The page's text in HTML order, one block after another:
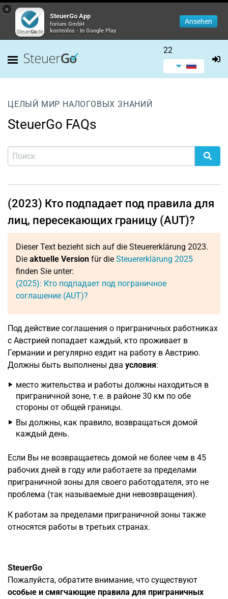
×
SteuerGo App
forium GmbH
kostenlos - In Google Play
Ansehen
22
ЦЕЛЫЙ МИР НАЛОГОВЫХ ЗНАНИЙ
SteuerGo FAQs
(2023) Кто подпадает под правила для
лиц, пересекающих границу (AUT)?
Dieser Text bezieht sich auf die Steuererklärung 2023.
Die aktuelle Version für die Steuererklärung 2025
finden Sie unter:
(2025): Кто подпадает под пограничное
соглашение (AUT)?
Под действие соглашения о приграничных работниках
с Австрией попадает каждый, кто проживает в
Германии и регулярно ездит на работу в Австрию.
Должны быть выполнены два условия:
место жительства и работы должны находиться в
приграничной зоне, т.е. в районе 30 км по обе
стороны от общей границы.
Вы должны, как правило, возвращаться домой
каждый день.
Если Вы не возвращаетесь домой не более чем в 45
рабочих дней в году или работаете за пределами
приграничной зоны для своего работодателя, это не
проблема (так называемые дни невозвращения).
К работам за пределами приграничной зоны также
относятся работы в третьих странах.
SteuerGo
Пожалуйста, обратите внимание, что существуют
особые и смягчающие правила для приграничных